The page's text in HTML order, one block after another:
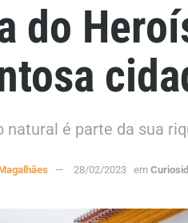
do
natural é parte da sua
28/02/2023 em